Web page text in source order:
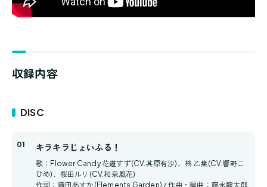
収録内容
DISC
キラキラじょいふる！
歌：Flower Candy 花道すず(CV.其原有沙)、柊 乙葉(CV.響野こ
ひめ)、桜田ルリ(CV.和泉風花)
作詞：織田あすか(Elements Garden) / 作曲・編曲：藤永龍太郎